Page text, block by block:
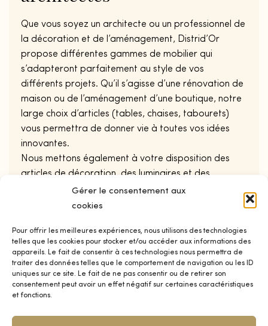
Gérer le consentement aux
cookies
Pour offrir les meilleures expériences, nous utilisons des technologies
telles que les cookies pour stocker et/ou accéder aux informations des
appareils. Le fait de consentir à ces technologies nous permettra de
traiter des données telles que le comportement de navigation ou les ID
uniques sur ce site. Le fait de ne pas consentir ou de retirer son
consentement peut avoir un effet négatif sur certaines caractéristiques
et fonctions.
Que vous soyez un architecte ou un professionnel de
la décoration et de l’aménagement, Distrid’Or
propose différentes gammes de mobilier qui
s’adapteront parfaitement au style de vos
différents projets. Qu’il s’agisse d’une rénovation de
maison ou de l’aménagement d’une boutique, notre
large choix d’articles (tables, chaises, tabourets)
vous permettra de donner vie à toutes vos idées
innovantes.
Nous mettons également à votre disposition des
articles de décoration, des luminaires et des
accessoires pour que vos clients soient
complètement satisfaits. Chaque projet
extérieur, est unique. Il est donc primordial que tout
professionnel soit en mesure de se renouveler pour
s’adapter aux attentes de chacun de ses clients. Nos
produits pour professionnels répondent aux
tendances actuelles et ont l’avantage d’être